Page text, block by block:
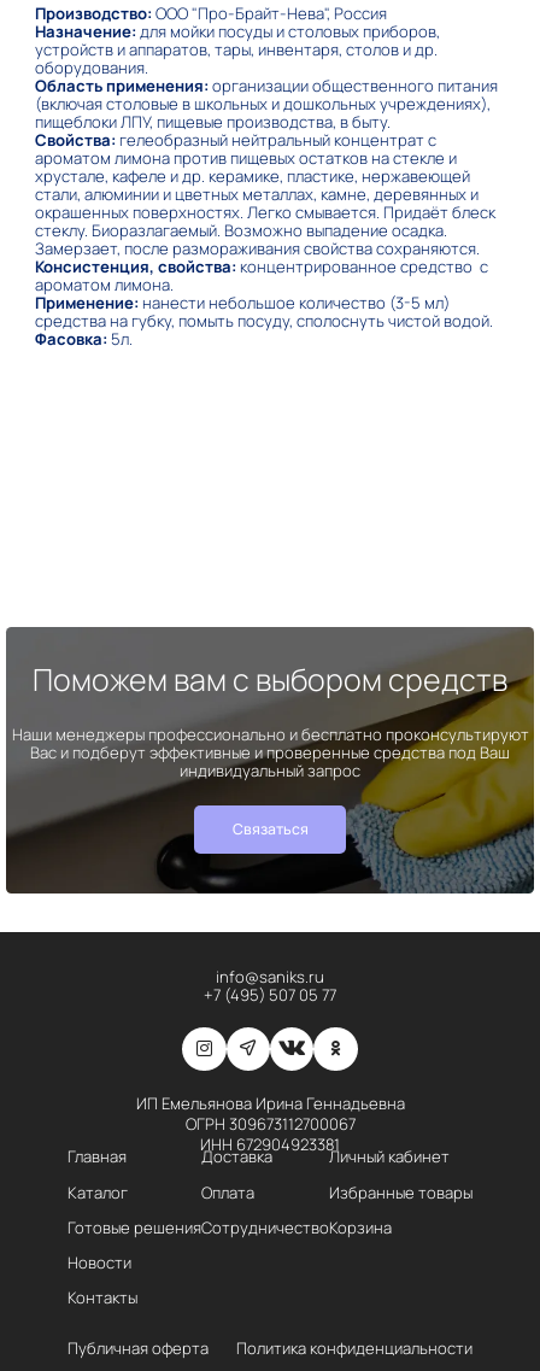
Производство: ООО "Про-Брайт-Нева", Россия
Назначение: для мойки посуды и столовых приборов,
устройств и аппаратов, тары, инвентаря, столов и др.
оборудования.
Область применения:организации общественного питания
(включая столовые в школьных и дошкольных учреждениях),
пищеблоки ЛПУ, пищевые производства, в быту.
Свойства: гелеобразный нейтральный концентрат с
ароматом лимона против пищевых остатков на стекле и
хрустале, кафеле и др. керамике, пластике, нержавеющей
стали, алюминии и цветных металлах, камне, деревянных и
окрашенных поверхностях. Легко смывается. Придаёт блеск
стеклу. Биоразлагаемый. Возможно выпадение осадка.
Замерзает, после размораживания свойства сохраняются.
Консистенция, свойства: концентрированное средство с
ароматом лимона.
Применение: нанести небольшое количество (3-5 мл)
средства на губку, помыть посуду, сполоснуть чистой водой.
Фасовка: 5л.
Поможем вам с выбором средств
Наши менеджеры профессионально и бесплатно проконсультируют
Вас и подберут эффективные и проверенные средства под Ваш
индивидуальный запрос
Связаться
info@saniks.ru
+7 (495) 507 05 77
ИП Емельянова Ирина Геннадьевна
ОГРН 309673112700067
ИНН 672904923381
Главная
Каталог
Готовые решения
Новости
Контакты
Доставка
Оплата
Сотрудничество
Личный кабинет
Избранные товары
Корзина
Публичная оферта Политика конфиденциальности